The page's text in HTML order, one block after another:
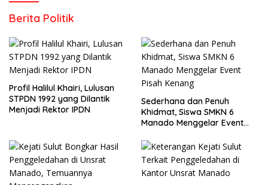
Berita Politik
Profil Halilul Khairi, Lulusan
STPDN 1992 yang Dilantik
Menjadi Rektor IPDN
Sederhana dan Penuh
Khidmat, Siswa SMKN 6
Manado Menggelar Event